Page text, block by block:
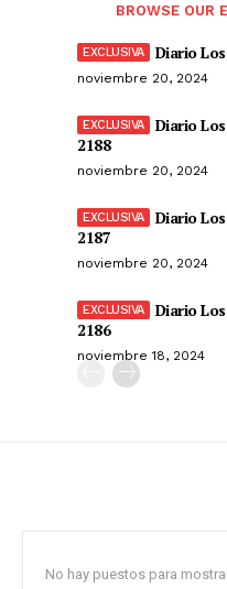
BROWSE OUR
Diario
noviembre 20, 2024
Diario
2188
noviembre 20, 2024
Diario
2187
noviembre 20, 2024
Diario
2186
noviembre 18, 2024
No hay puestos para